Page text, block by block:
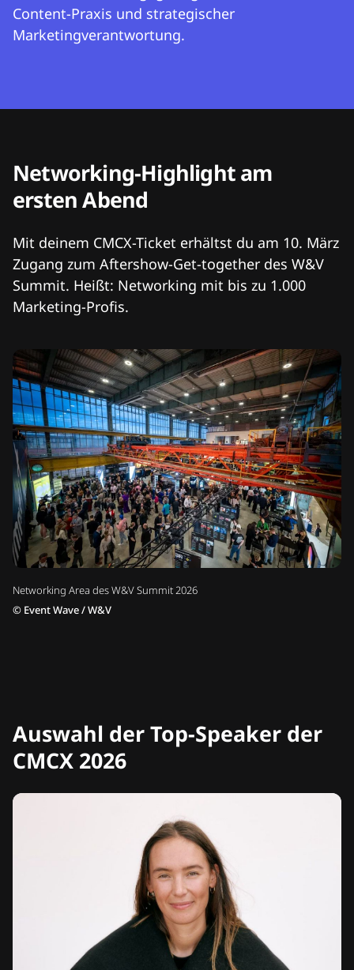
Content-Praxis und strategischer
Marketingverantwortung.
Networking Area des W&V Summit 2026
© Event Wave / W&V
Networking-Highlight am
ersten Abend
Mit deinem CMCX-Ticket erhältst du am 10. März
Zugang zum Aftershow-Get-together des W&V
Summit. Heißt: Networking mit bis zu 1.000
Marketing-Profis.
Auswahl der Top-Speaker der
CMCX 2026